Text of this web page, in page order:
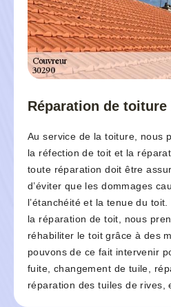
Réparation de toiture
Au service de la toiture, nous
la réfection de toit et la
toute réparation doit être
d’éviter que les dommages
l’étanchéité et la tenue du
la réparation de toit, nous
réhabiliter le toit grâce à des
pouvons de ce fait intervenir
fuite, changement de tuile,
réparation des tuiles de rives,